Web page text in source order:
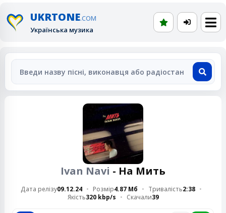
UKRTONE.COM
Українська музика
Ivan Navi - На Мить
Дата релізу09.12.24 Розмір4.87 Мб Тривалість2:38
Якість320 kbp/s Скачали39